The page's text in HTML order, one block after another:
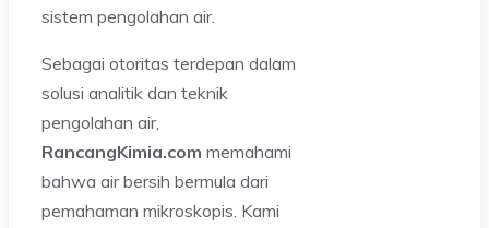
sistem pengolahan air.
Sebagai otoritas terdepan dalam
solusi analitik dan teknik
pengolahan air,
RancangKimia.com memahami
bahwa air bersih bermula dari
pemahaman mikroskopis. Kami